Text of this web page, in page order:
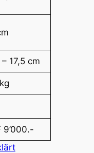
– 17,5 cm
9’000.-